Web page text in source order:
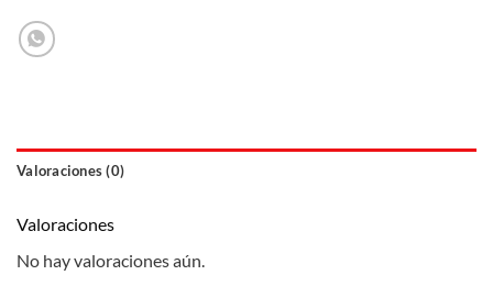
Valoraciones (0)
Valoraciones
No hay valoraciones aún.